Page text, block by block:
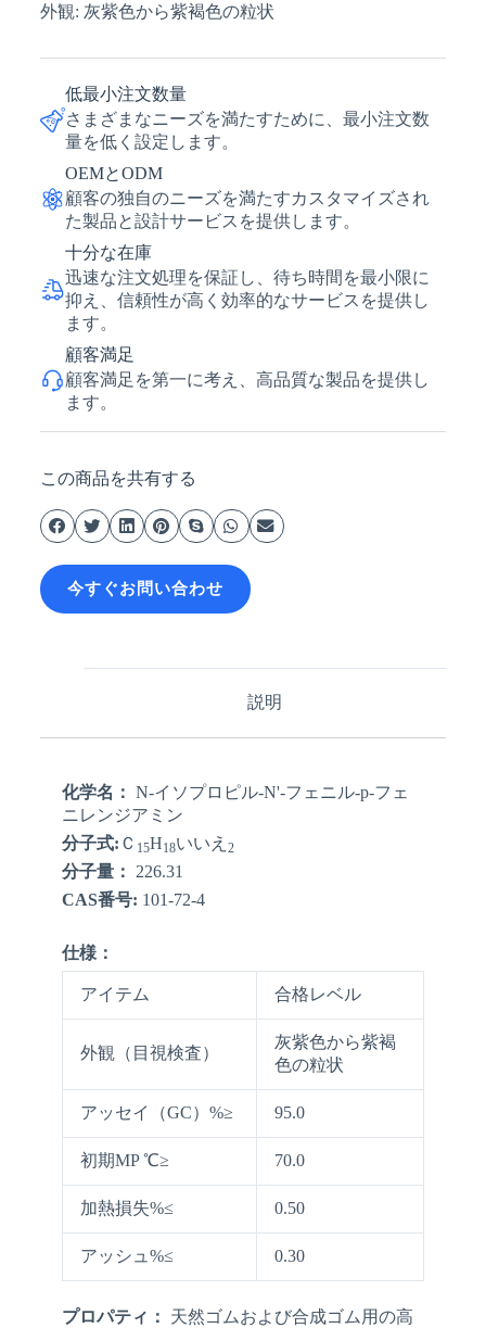
外観: 灰紫色から紫褐色の粒状
低最小注文数量
さまざまなニーズを満たすために、最小注文数
量を低く設定します。
OEMとODM
顧客の独自のニーズを満たすカスタマイズされ
た製品と設計サービスを提供します。
十分な在庫
迅速な注文処理を保証し、待ち時間を最小限に
抑え、信頼性が高く効率的なサービスを提供し
ます。
顧客満足
顧客満足を第一に考え、高品質な製品を提供し
ます。
この商品を共有する
今すぐお問い合わせ
説明
化学名： N-イソプロピル-N'-フェニル-p-フェ
ニレンジアミン
分子式: Ｃ 15H18いいえ 2
分子量：
226.31
CAS番号: 101-72-4
仕様：
アイテム 合格レベル
外観（目視検査）
灰紫色から紫褐
色の粒状
アッセイ（GC）%≥ 95.0
初期MP ℃≥ 70.0
加熱損失%≤ 0.50
アッシュ%≤ 0.30
プロパティ：
天然ゴムおよび合成ゴム用の高